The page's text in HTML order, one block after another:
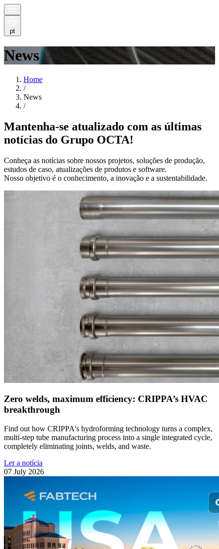
pt
News
Home
/
News
/
Mantenha-se atualizado com as últimas
notícias do Grupo OCTA!
Conheça as notícias sobre nossos projetos, soluções de produção,
estudos de caso, atualizações de produtos e software.
Nosso objetivo é o conhecimento, a inovação e a sustentabilidade.
Zero welds, maximum efficiency: CRIPPA’s HVAC
breakthrough
Find out how CRIPPA's hydroforming technology turns a complex,
multi-step tube manufacturing process into a single integrated cycle,
completely eliminating joints, welds, and waste.
Ler a notícia
07 July 2026